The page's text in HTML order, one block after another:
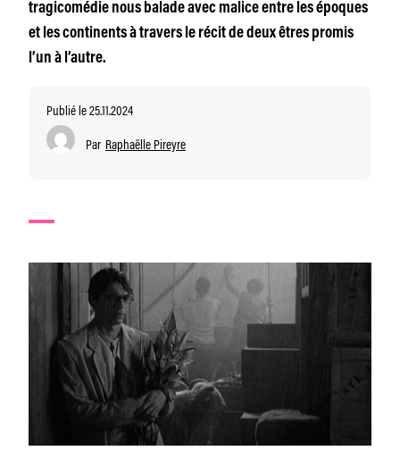
tragicomédie nous balade avec malice entre les époques
et les continents à travers le récit de deux êtres promis
l’un à l’autre.
Publié le 25.11.2024
Par Raphaëlle Pireyre